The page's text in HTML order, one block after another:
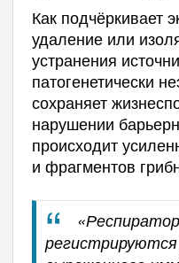
Как подчёркивает
удаление или
устранения
патогенетически
сохраняет
нарушении
происходит
и фрагментов
регистрируются